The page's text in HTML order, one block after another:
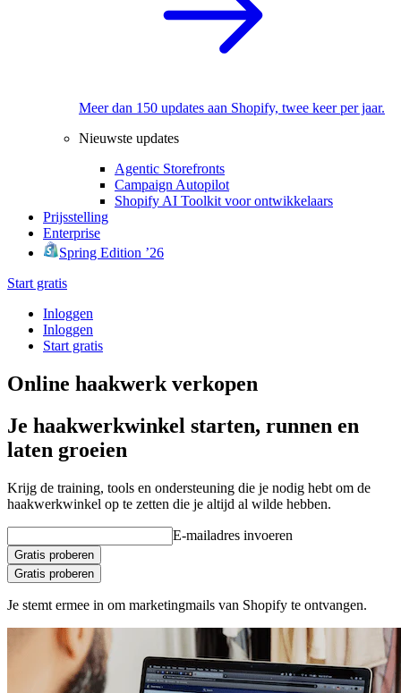
Meer dan 150 updates aan Shopify, twee keer per jaar.
Nieuwste updates
Agentic Storefronts
Campaign Autopilot
Shopify AI Toolkit voor ontwikkelaars
Prijsstelling
Enterprise
Spring Edition ’26
Start gratis
Inloggen
Inloggen
Start gratis
Online haakwerk verkopen
Je haakwerkwinkel starten, runnen en
laten groeien
Krijg de training, tools en ondersteuning die je nodig hebt om de
haakwerkwinkel op te zetten die je altijd al wilde hebben.
E-mailadres invoeren
Gratis proberen
Gratis proberen
Je stemt ermee in om marketingmails van Shopify te ontvangen.